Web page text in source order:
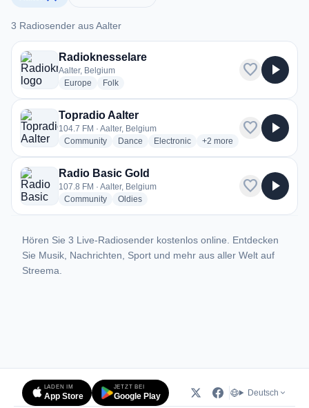
3 Radiosender aus Aalter
3 Radiosender aus Aalter
Radioknesselare
Aalter, Belgium
Europe radio stations
Folkradio stations
favorite play_arrow
Topradio Aalter
104.7 FM · Aalter, Belgium
Communityradio stations
Dance radio stations
Electronicradio stations
+2 more genres for Topradio
more
favorite play_arrow
Radio Basic Gold
107.8 FM · Aalter, Belgium
Communityradio stations
Oldiesradio stations
favorite play_arrow
Hören Sie 3 Live-Radiosender kostenlos online. Entdecken
Sie Musik, Nachrichten, Sport und mehr aus aller Welt auf
Streema.
LADEN IM
App Store
JETZT BEI
Google Play Deutsch